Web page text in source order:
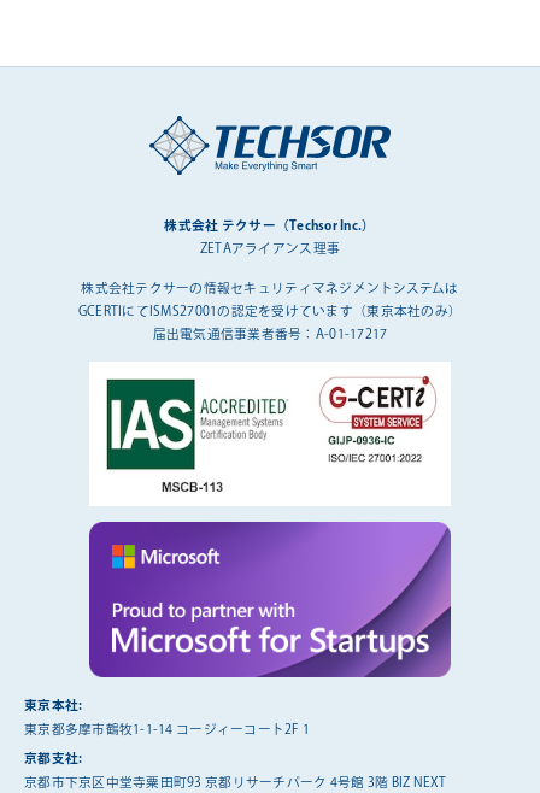
株式会社 テクサー（Techsor Inc.）
ZETAアライアンス理事
株式会社テクサーの情報セキュリティマネジメントシステムは
GCERTIにてISMS27001の認定を受けています（東京本社のみ）
届出電気通信事業者番号：A-01-17217
東京本社:
東京都多摩市鶴牧1-1-14 コージィーコート2F 1
京都支社:
京都市下京区中堂寺粟田町93 京都リサーチパーク 4号館 3階 BIZ NEXT